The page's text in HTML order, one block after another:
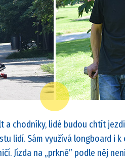
a chodníky, lidé budou chtít
lidí. Sám využívá longboard i
Jízda na „prkně” podle něj